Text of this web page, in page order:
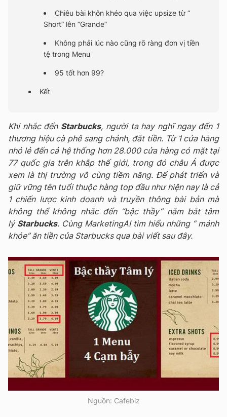
Chiêu bài khôn khéo qua việc upsize từ “
Short” lên “Grande”
Không phải lúc nào cũng rõ ràng đơn vị tiền
tệ trong Menu
95 tốt hơn 99?
Kết
Khi nhắc đến Starbucks, người ta hay nghĩ ngay đến 1
thương hiệu cà phê sang chảnh, đắt tiền. Từ 1 cửa hàng
nhỏ lẻ đến cả hệ thống hơn 28.000 cửa hàng có mặt tại
77 quốc gia trên khắp thế giới, trong đó châu Á được
xem là thị trường vô cùng tiềm năng. Để phát triển và
giữ vững tên tuổi thuộc hàng top đầu như hiện nay là cả
1 chiến lược kinh doanh và truyền thông bài bản mà
không thể không nhắc đến “bậc thầy” nắm bắt tâm
lýStarbucks. Cùng MarketingAI tìm hiểu những “ mánh
khóe” ăn tiền của Starbucks qua bài viết sau đây.
Nguồn: Cafebiz